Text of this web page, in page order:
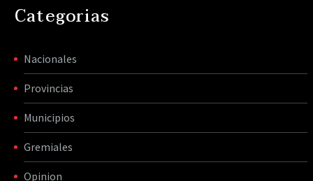
Categorias
Nacionales
Provincias
Municipios
Gremiales
Opinion